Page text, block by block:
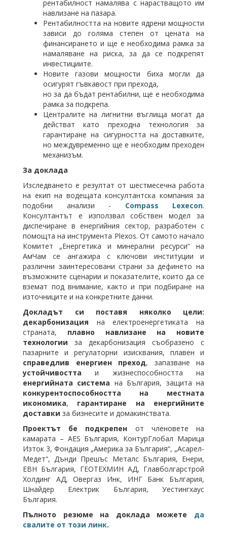
рентабилност намалява с нарастващото им
навлизане на пазара.
Рентабилността на новите ядрени мощности
зависи до голяма степен от цената на
финансирането и ще е необходима рамка за
намаляване на риска, за да се подкрепят
инвестициите.
Новите газови мощности биха могли да
осигурят гъвкавост при прехода,
но за да бъдат рентабилни, ще е необходима
рамка за подкрепа.
Централите на лигнитни въглища могат да
действат като преходна технология за
гарантиране на сигурността на доставките,
но междувременно ще е необходим преходен
механизъм.
За доклада
Изследването е резултат от шестмесечна работа
на екип на водещата консултантска компания за
подобни анализи - Compass Lexecon.
Консултантът е използвал собствен модел за
диспечиране в енергийния сектор, разработен с
помощта на инструмента Plexos. От самото начало
Комитет „Енергетика и минерални ресурси“ на
АмЧам се ангажира с ключови институции и
различни заинтересовани страни за дефинето на
възможните сценарии и показателите, които да се
вземат под внимание, както и при подбиране на
източниците и на конкретните данни.
Докладът си поставя няколко цели:
декарбонизация на електроенергетиката на
страната, плавно навлизане на новите
технологии за декарбонизация съобразено с
пазарните и регулаторни изисквания, плавен и
справедлив енергиен преход, запазване на
устойчивостта и жизнеспособността на
енергийната система на България, защита на
конкурентоспособността на местната
икономика, гарантиране на енергийните
доставки за бизнесите и домакинствата.
Проектът бе подкрепен от членовете на
камарата – AES България, КонтурГлобал Марица
Изток 3, Фондация „Америка за България“, „Асарел-
Медет“, Дънди Прешъс Металс България, Енери,
ЕВН България, ГЕОТЕХМИН АД, Главболгарстрой
Холдинг АД, Овергаз Инк, ИНГ Банк България,
Шнайдер Електрик България, Уестингхаус
България.
Пълното резюме на доклада можете да
свалите от този линк.